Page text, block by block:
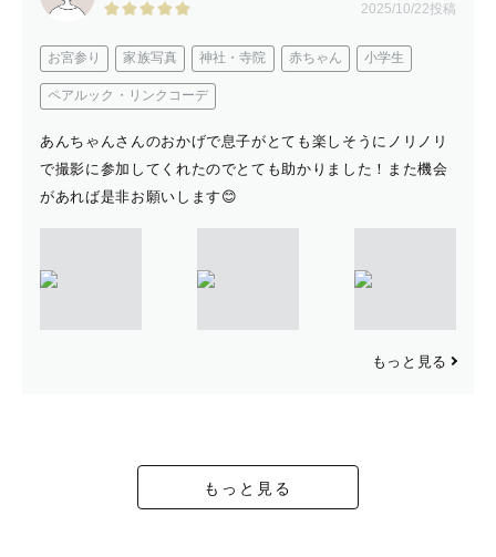
2025/10/22投稿
お宮参り 家族写真 神社・寺院 赤ちゃん 小学生
ペアルック・リンクコーデ
あんちゃんさんのおかげで息子がとても楽しそうにノリノリ
で撮影に参加してくれたのでとても助かりました！また機会
があれば是非お願いします😊
もっと見る
もっと見る